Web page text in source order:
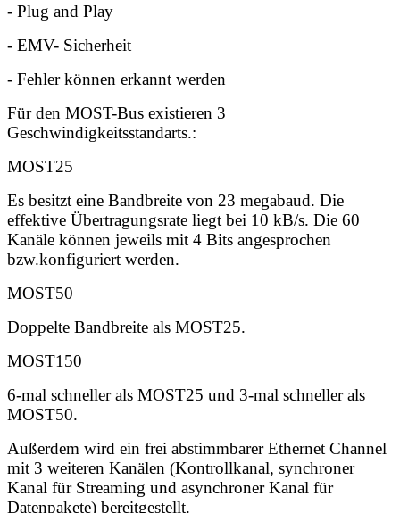
- Plug and Play
- EMV- Sicherheit
- Fehler können erkannt werden
Für den MOST-Bus existieren 3
Geschwindigkeitsstandarts.:
MOST25
Es besitzt eine Bandbreite von 23 megabaud. Die
effektive Übertragungsrate liegt bei 10 kB/s. Die 60
Kanäle können jeweils mit 4 Bits angesprochen
bzw.konfiguriert werden.
MOST50
Doppelte Bandbreite als MOST25.
MOST150
6-mal schneller als MOST25 und 3-mal schneller als
MOST50.
Außerdem wird ein frei abstimmbarer Ethernet Channel
mit 3 weiteren Kanälen (Kontrollkanal, synchroner
Kanal für Streaming und asynchroner Kanal für
Datenpakete) bereitgestellt.